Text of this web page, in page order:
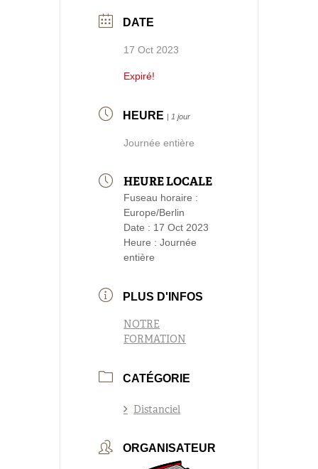
DATE
17 Oct 2023
Expiré!
HEURE | 1 jour
Journée entière
HEURE LOCALE
Fuseau horaire :
Europe/Berlin
Date : 17 Oct 2023
Heure : Journée
entière
PLUS D'INFOS
NOTRE
FORMATION
CATÉGORIE
Distanciel
ORGANISATEUR